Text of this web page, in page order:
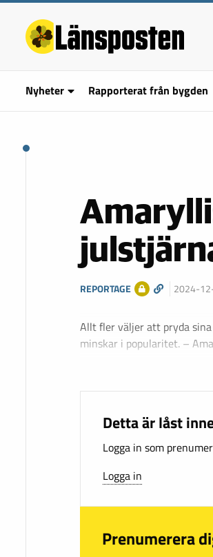
Nyheter Rapporterat från bygden
REPORTAGE 2024-
Allt fler väljer att pryda
minskar i popularitet. –
Detta är låst
Logga in som
Logga in
Prenumerera